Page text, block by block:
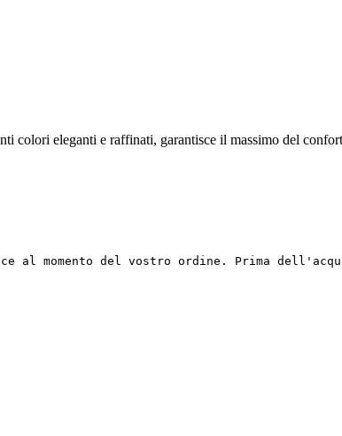
colori eleganti e raffinati, garantisce il massimo del
momento del vostro ordine. Prima